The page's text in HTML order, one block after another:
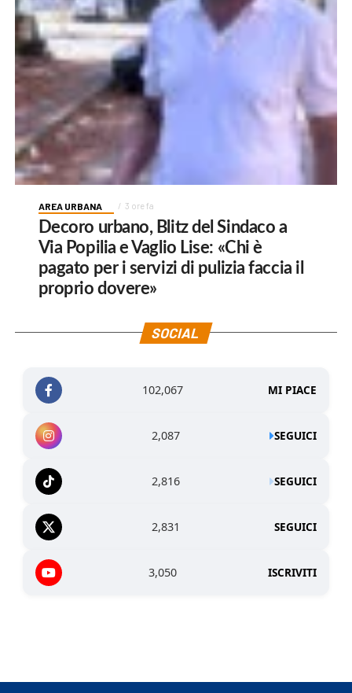
AREA URBANA 3 ore fa
Decoro urbano, Blitz del Sindaco a
Via Popilia e Vaglio Lise: «Chi è
pagato per i servizi di pulizia faccia il
proprio dovere»
SOCIAL
102,067 MI PIACE
2,087 SEGUICI
2,816 SEGUICI
2,831 SEGUICI
3,050 ISCRIVITI